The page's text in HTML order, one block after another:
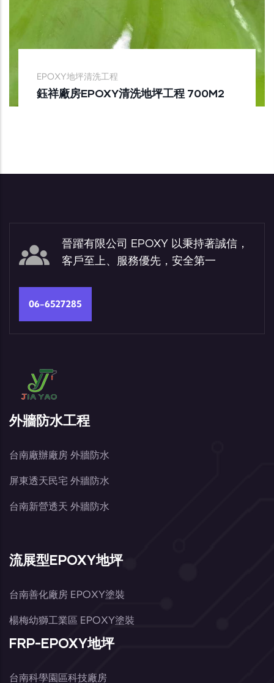
EPOXY地坪清洗工程
鈺祥廠房EPOXY清洗地坪工程 700M2
晉躍有限公司 EPOXY 以秉持著誠信，
客戶至上、服務優先，安全第一
06-6527285
外牆防水工程
台南廠辦廠房 外牆防水
屏東透天民宅 外牆防水
台南新營透天 外牆防水
流展型EPOXY地坪
台南善化廠房 EPOXY塗裝
楊梅幼獅工業區 EPOXY塗裝
FRP-EPOXY地坪
台南科學園區科技廠房